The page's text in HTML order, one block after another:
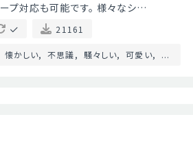
ープ対応も可能です。 様々なシ…
21161
懐かしい 不思議 騒々しい 可愛い ...